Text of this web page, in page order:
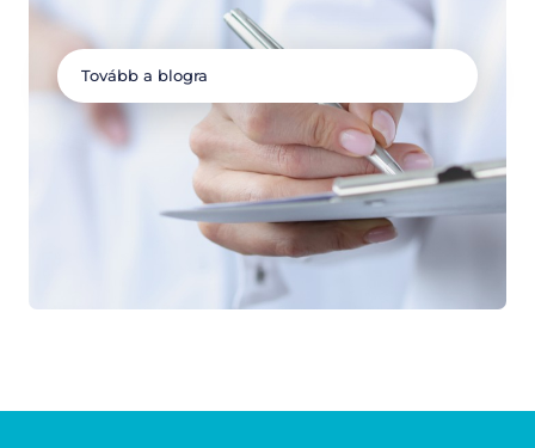
Tovább a blogra